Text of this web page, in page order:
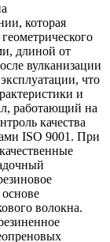
которая
длиной от
вулканизации
что
и
работающий на
качества
ISO 9001. При
волокна.